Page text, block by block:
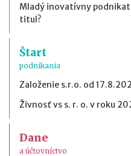
Mladý inovatívny
titul?
Štart
podnikania
Založenie s.r.o. od
Živnosť vs s. r. o. v roku
Dane
a účtovníctvo